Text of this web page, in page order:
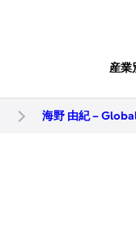
産業
海野 由紀 –